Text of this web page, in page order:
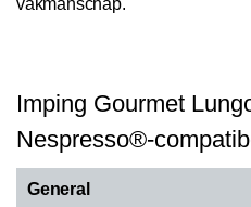
vakmanschap.
Imping Gourmet
Nespresso®-
General